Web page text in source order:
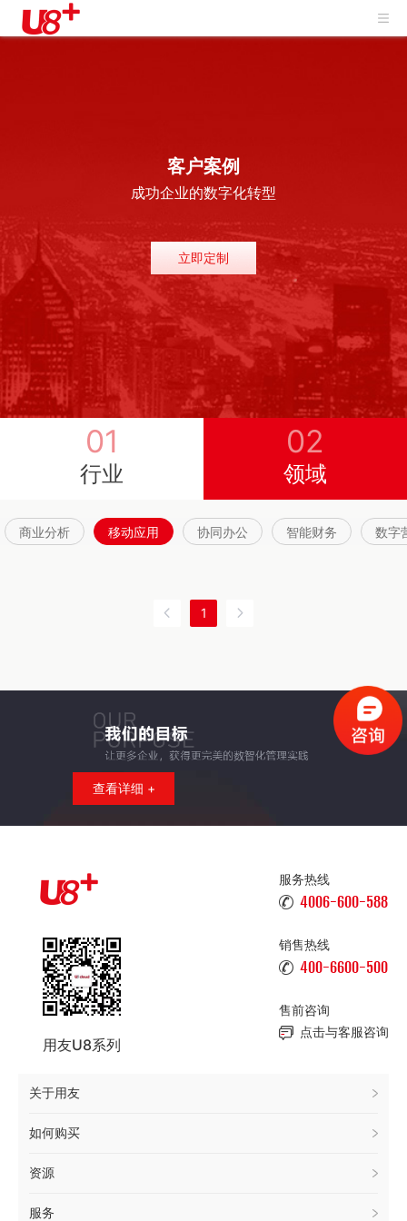
客户案例
成功企业的数字化转型
立即定制
01
行业
02
领域
商业分析 移动应用 协同办公 智能财务 数字
1
查看详细 +
用友U8系列
服务热线
4006-600-588
销售热线
400-6600-500
售前咨询
点击与客服咨询
关于用友
如何购买
资源
服务